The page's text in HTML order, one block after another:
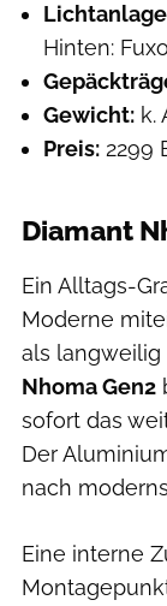
Hinten:
Gewicht: k.
Preis: 2299
Diamant
Ein Alltags-
Moderne
als langweilig
Nhoma Gen2
sofort das
Der
nach
Eine interne